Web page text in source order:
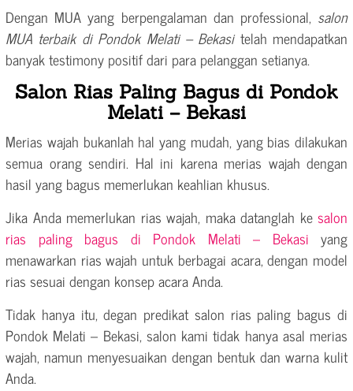
Dengan MUA yang berpengalaman dan professional, salon
MUA terbaik di Pondok Melati – Bekasitelah mendapatkan
banyak testimony positif dari para pelanggan setianya.
Salon Rias Paling Bagus di Pondok
Melati – Bekasi
Merias wajah bukanlah hal yang mudah, yang bias dilakukan
semua orang sendiri. Hal ini karena merias wajah dengan
hasil yang bagus memerlukan keahlian khusus.
Jika Anda memerlukan rias wajah, maka datanglah ke salon
rias paling bagus di Pondok Melati – Bekasi yang
menawarkan rias wajah untuk berbagai acara, dengan model
rias sesuai dengan konsep acara Anda.
Tidak hanya itu, degan predikat salon rias paling bagus di
Pondok Melati – Bekasi, salon kami tidak hanya asal merias
wajah, namun menyesuaikan dengan bentuk dan warna kulit
Anda.